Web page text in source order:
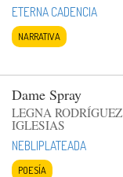
ETERNA CADENCIA
NARRATIVA
Dame Spray
LEGNA RODRÍGUEZ
IGLESIAS
NEBLIPLATEADA
POESÍA